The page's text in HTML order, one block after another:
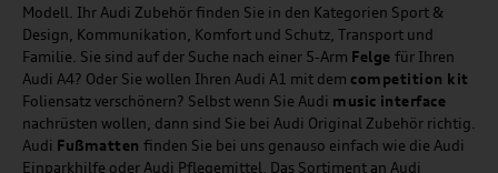
Modell. Ihr Audi Zubehör finden Sie in den Kategorien Sport &
Design, Kommunikation, Komfort und Schutz, Transport und
Familie. Sie sind auf der Suche nach einer 5-Arm Felge für Ihren
Audi A4? Oder Sie wollen Ihren Audi A1 mit dem competition kit
Foliensatz verschönern? Selbst wenn Sie Audi music interface
nachrüsten wollen, dann sind Sie bei Audi Original Zubehör richtig.
Audi Fußmatten finden Sie bei uns genauso einfach wie die Audi
Einparkhilfe oder Audi Pflegemittel. Das Sortiment an Audi